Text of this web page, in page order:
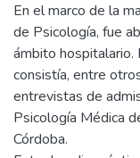
En el marco de la
de Psicología, fue
ámbito hospitalario.
consistía, entre
entrevistas de
Psicología Médica
Córdoba.